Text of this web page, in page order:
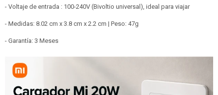
- Voltaje de entrada : 100-240V (Bivoltio universal), ideal para viajar
- Medidas: 8.02 cm x 3.8 cm x 2.2 cm | Peso: 47g
- Garantía: 3 Meses